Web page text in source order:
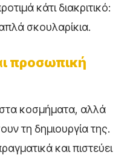
κάτι διακριτικό:
σκουλαρίκια.
προσωπική
στα κοσμήματα, αλλά
τη δημιουργία της.
και πιστεύει